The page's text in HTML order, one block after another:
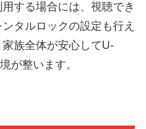
する場合には、視聴でき
タルロックの設定も行え
族全体が安心してU-
が整います。